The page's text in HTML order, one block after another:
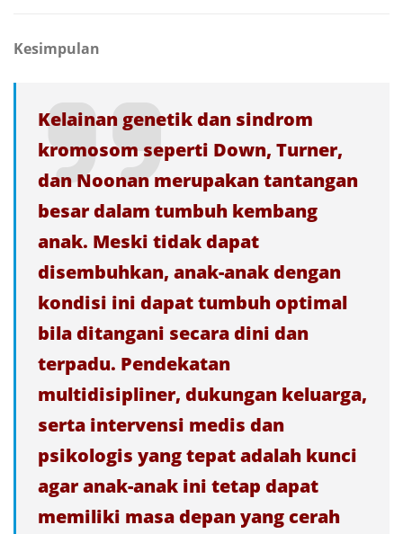
Kesimpulan
Kelainan genetik dan sindrom
kromosom seperti Down, Turner,
dan Noonan merupakan tantangan
besar dalam tumbuh kembang
anak. Meski tidak dapat
disembuhkan, anak-anak dengan
kondisi ini dapat tumbuh optimal
bila ditangani secara dini dan
terpadu. Pendekatan
multidisipliner, dukungan keluarga,
serta intervensi medis dan
psikologis yang tepat adalah kunci
agar anak-anak ini tetap dapat
memiliki masa depan yang cerah